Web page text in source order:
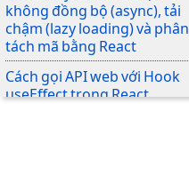
không đồng bộ (async), tải
chậm (lazy loading) và phân
tách mã bằng React
Cách gọi API web với Hook
useEffect trong React